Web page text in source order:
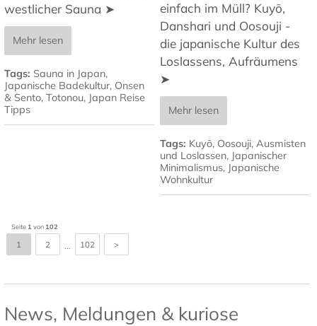
westlicher Sauna ➤
Mehr lesen
Tags: Sauna in Japan,
Japanische Badekultur, Onsen
& Sento, Totonou, Japan Reise
Tipps
einfach im Müll? Kuyō,
Danshari und Oosouji -
die japanische Kultur des
Loslassens, Aufräumens
➤
Mehr lesen
Tags: Kuyō, Oosouji, Ausmisten
und Loslassen, Japanischer
Minimalismus, Japanische
Wohnkultur
Seite 1 von 102
1 2 102 >
News, Meldungen & kuriose